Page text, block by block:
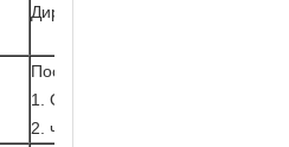
Директивная спецификация ДУТ
После 2 часов спасения
1. Отсутствие визуального
2. частота Тол.<>